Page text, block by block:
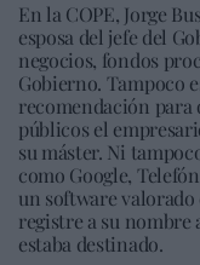
En la COPE, Jorge
esposa del jefe del
negocios, fondos
Gobierno. Tampoco
recomendación
públicos el
su máster. Ni
como Google,
un software valorado
registre a su nombre
estaba destinado.